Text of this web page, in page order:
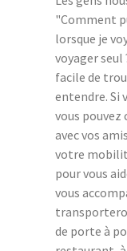
"Comment
lorsque je
voyager seul
facile de
entendre. Si
vous
avec vos
votre
pour vous
vous
de porte à